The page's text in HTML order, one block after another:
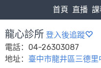
首頁 直播 課
龍心診所 登入後追蹤
電話：04-26303087
地址： 臺中市龍井區三德